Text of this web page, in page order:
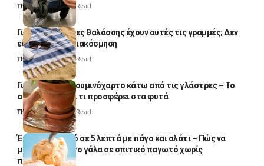
Thali Ombre 4 Min Read
Γιατί οι πετσέτες θαλάσσης έχουν αυτές τις γραμμές; Δεν
είναι μόνο για διακόσμηση
Thali Ombre5 Min Read
Γιατί βάζουν αλουμινόχαρτο κάτω από τις γλάστρες – Το
απλό κόλπο και τι προσφέρει στα φυτά
Thali Ombre4 Min Read
Έτοιμο παγωτό σε 5 λεπτά με πάγο και αλάτι – Πώς να
μετατρέψετε το γάλα σε σπιτικό παγωτό χωρίς
παγωτομηχανή